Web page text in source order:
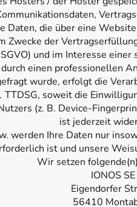
Daten, die über eine
Zwecke der
und im Interesse
einen professionellen
wurde, erfolgt die
soweit die
(z. B. Device-
ist jederzeit
werden Ihre Daten nur
ist und unsere
Wir setzen
IONOS SE
Eigendorfer
56410